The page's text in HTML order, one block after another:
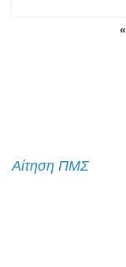
«
Αίτηση ΠΜΣ